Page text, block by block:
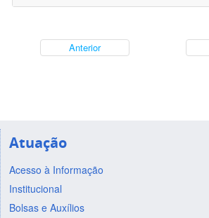
Anterior
Atuação
Acesso à Informação
Institucional
Bolsas e Auxílios